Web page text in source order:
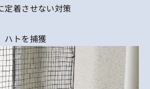
定着させない対策
ハトを捕獲